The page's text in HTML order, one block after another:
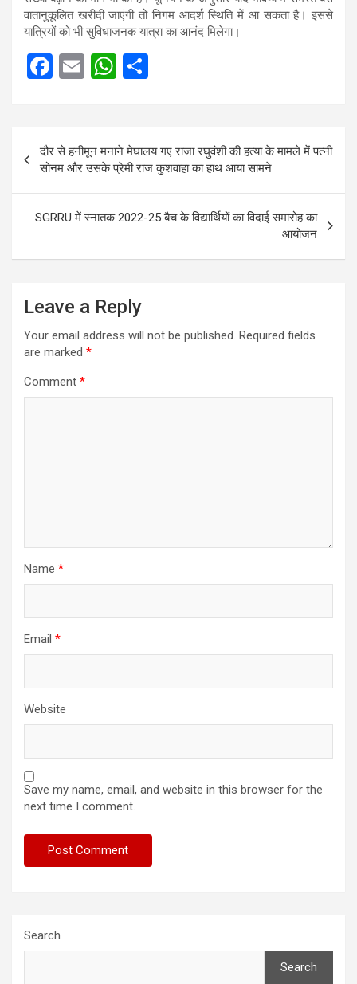
वातानुकूलित खरीदी जाएंगी तो निगम आदर्श स्थिति में आ सकता है। इससे
यात्रियों को भी सुविधाजनक यात्रा का आनंद मिलेगा।
F
b
o
o
k
E
W
s
A
p
p
e
Post
navigation
दौर से हनीमून मनाने मेघालय गए राजा रघुवंशी की हत्या के मामले में पत्नी
सोनम और उसके प्रेमी राज कुशवाहा का हाथ आया सामने
SGRRU में स्नातक 2022-25 बैच के विद्यार्थियों का विदाई समारोह का
आयोजन
Leave a Reply
Your email address will not be published. Required fields
are marked *
Comment *
Name *
Email *
Website
Save my name, email, and website in this browser for the
next time I comment.
Search
Search